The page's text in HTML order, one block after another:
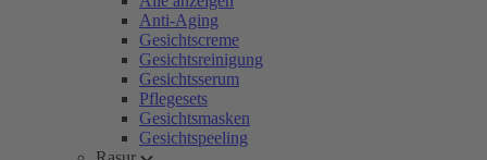
Anti-Aging
Gesichtscreme
Gesichtsreinigung
Gesichtsserum
Pflegesets
Gesichtsmasken
Gesichtspeeling